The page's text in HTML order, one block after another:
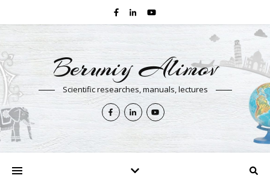
Beruniy Alimov
Scientific researches, manuals, lectures